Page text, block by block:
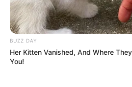
Penulis Naskah: Kim Jae Han
Rumah Produksi:
Channel TV: KOKTV Naver,
YouTube Channel
BUZZ DAY
Her Kitten Vanished, And Where
You!